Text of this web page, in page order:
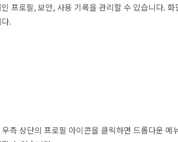
프로필, 보안, 사용 기록을 관리할 수 있습니다.
.
측 상단의 프로필 아이콘을 클릭하면 드롭다운 메